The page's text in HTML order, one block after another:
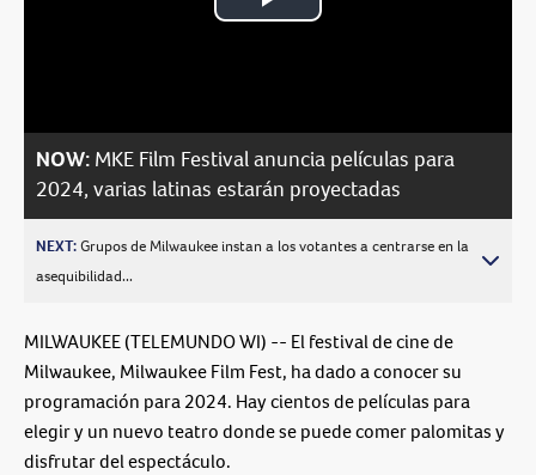
Play
NOW: MKE Film Festival anuncia películas para
2024, varias latinas estarán proyectadas
NEXT:Grupos de Milwaukee instan a los votantes a centrarse en la
asequibilidad...
MILWAUKEE (TELEMUNDO WI) -- El festival de cine de
Milwaukee, Milwaukee Film Fest, ha dado a conocer su
programación para 2024. Hay cientos de películas para
elegir y un nuevo teatro donde se puede comer palomitas y
disfrutar del espectáculo.